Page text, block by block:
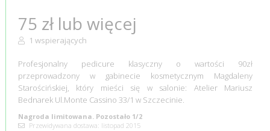
75 zł lub więcej
1 wspierających
Profesjonalny pedicure klasyczny o wartości 90zł
przeprowadzony w gabinecie kosmetycznym Magdaleny
Starościńskiej, który mieści się w salonie: Atelier Mariusz
Bednarek Ul.Monte Cassino 33/1 w Szczecinie.
Nagroda limitowana. Pozostało 1/2
Przewidywana dostawa: listopad 2015